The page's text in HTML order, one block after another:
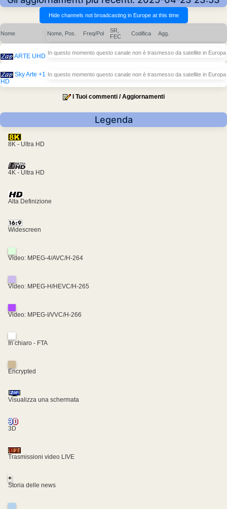
Nome Nome, Pos. Freq/Pol
SR,
FEC
Codifica Agg.
ARTE UHD In questo momento questo canale non è trasmesso da satellite in Europa
Sky Arte +1
HD
In questo momento questo canale non è trasmesso da satellite in Europa
I Tuoi commenti / Aggiornamenti
Legenda
8K - Ultra HD
4K - Ultra HD
Alta Definizione
Widescreen
Video: MPEG-4/AVC/H-264
Video: MPEG-H/HEVC/H-265
Video: MPEG-I/VVC/H-266
In chiaro - FTA
Encrypted
Visualizza una schermata
3D
Trasmissioni video LIVE
+
Storia delle news